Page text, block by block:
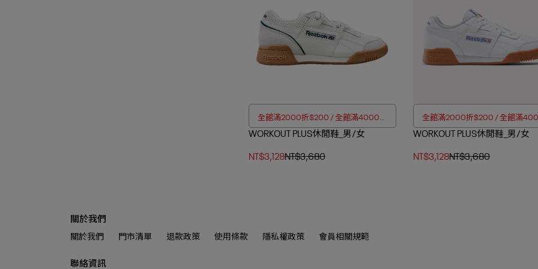
全館滿2000折$200 / 全館滿4000折
$350
WORKOUT PLUS休閒鞋_男/女
NT$3,128NT$3,680
全館滿2000折$200 / 全館滿
$350
WORKOUT PLUS休閒鞋_男/女
NT$3,128NT$3,680
關於我們
關於我們 門市清單 退款政策 使用條款 隱私權政策 會員相關規範
聯絡資訊